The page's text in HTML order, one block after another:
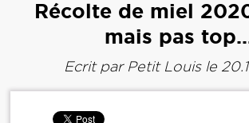
Récolte de miel
mais pas
Ecrit par Petit Louisle